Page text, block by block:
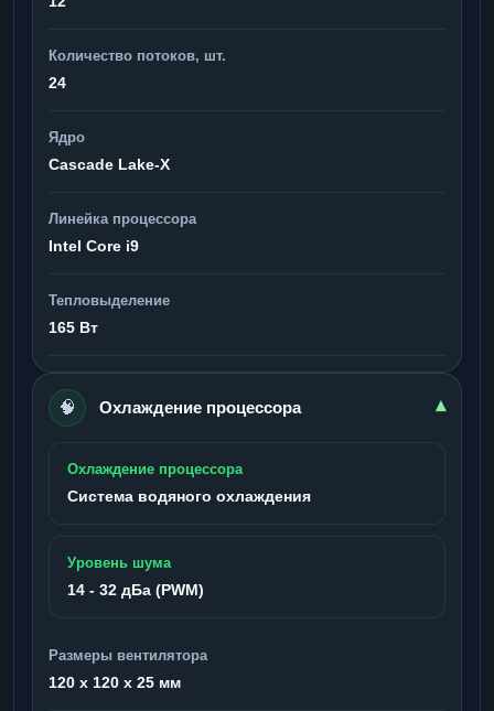
Количество потоков, шт.
24
Ядро
Cascade Lake-X
Линейка процессора
Intel Core i9
Тепловыделение
165 Вт
🧠 Охлаждение процессора ▾
Охлаждение процессора
Система водяного охлаждения
Уровень шума
14 - 32 дБа (PWM)
Размеры вентилятора
120 x 120 x 25 мм